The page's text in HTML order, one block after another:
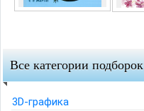
Все категории подборок
3D-графика